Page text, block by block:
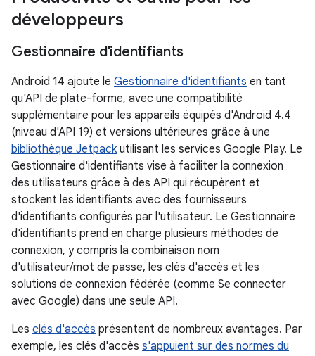
développeurs
Gestionnaire d'identifiants
Android 14 ajoute le Gestionnaire d'identifiants en tant
qu'API de plate-forme, avec une compatibilité
supplémentaire pour les appareils équipés d'Android 4.4
(niveau d'API 19) et versions ultérieures grâce à une
bibliothèque Jetpackutilisant les services Google Play. Le
Gestionnaire d'identifiants vise à faciliter la connexion
des utilisateurs grâce à des API qui récupèrent et
stockent les identifiants avec des fournisseurs
d'identifiants configurés par l'utilisateur. Le Gestionnaire
d'identifiants prend en charge plusieurs méthodes de
connexion, y compris la combinaison nom
d'utilisateur/mot de passe, les clés d'accès et les
solutions de connexion fédérée (comme Se connecter
avec Google) dans une seule API.
Les clés d'accès présentent de nombreux avantages. Par
exemple, les clés d'accès s'appuient sur des normes du